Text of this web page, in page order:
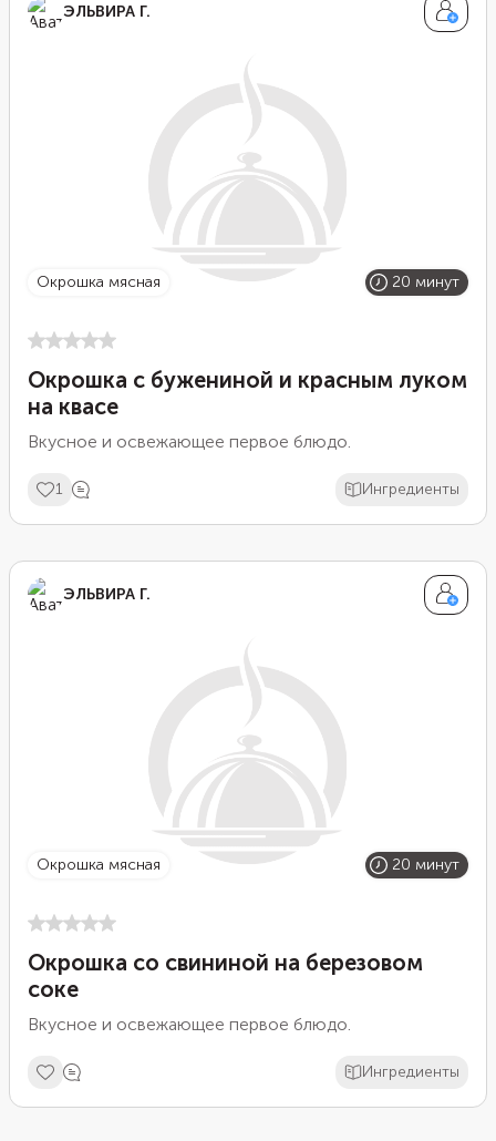
ЭЛЬВИРА Г.
окрошка мясная 20 минут
Окрошка с бужениной и красным луком
на квасе
Вкусное и освежающее первое блюдо.
1 Ингредиенты
ЭЛЬВИРА Г.
окрошка мясная 20 минут
Окрошка со свининой на березовом
соке
Вкусное и освежающее первое блюдо.
Ингредиенты